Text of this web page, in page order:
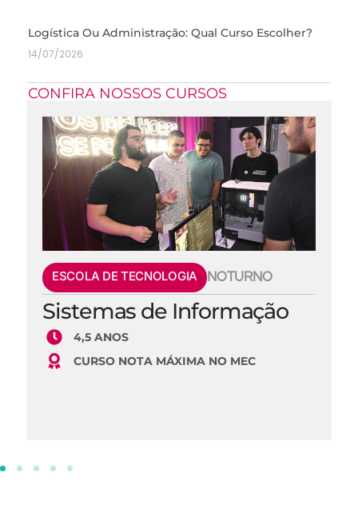
Logística Ou Administração: Qual Curso Escolher?
14/07/2026
CONFIRA NOSSOS CURSOS
ESCOLA DE TECNOLOGIA NOTURNO
Sistemas de Informação
4,5 ANOS
CURSO NOTA MÁXIMA NO MEC